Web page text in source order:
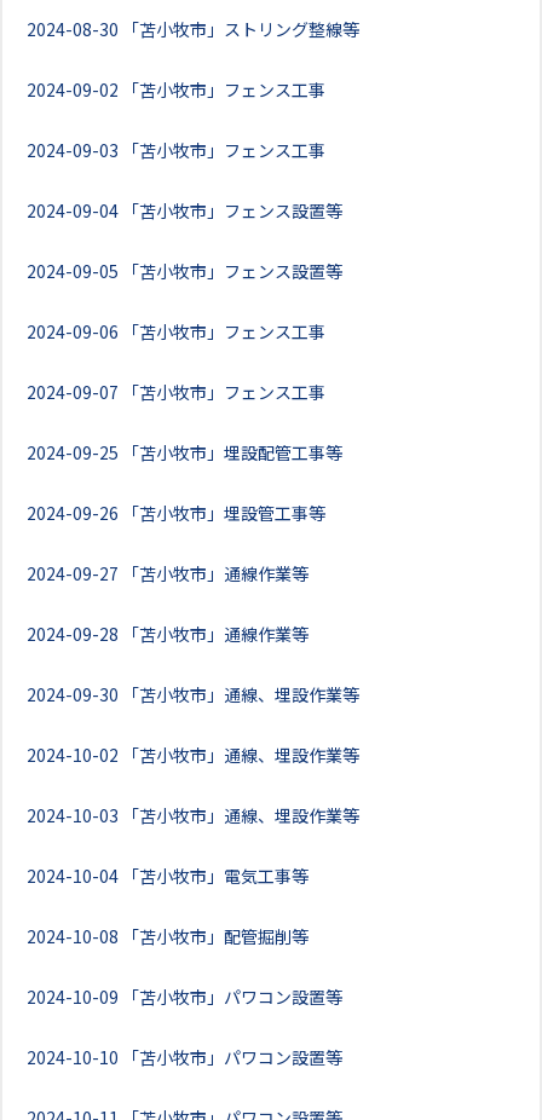
2024-08-30 「苫小牧市」ストリング整線等
2024-09-02 「苫小牧市」フェンス工事
2024-09-03 「苫小牧市」フェンス工事
2024-09-04 「苫小牧市」フェンス設置等
2024-09-05 「苫小牧市」フェンス設置等
2024-09-06 「苫小牧市」フェンス工事
2024-09-07 「苫小牧市」フェンス工事
2024-09-25 「苫小牧市」埋設配管工事等
2024-09-26 「苫小牧市」埋設管工事等
2024-09-27 「苫小牧市」通線作業等
2024-09-28 「苫小牧市」通線作業等
2024-09-30 「苫小牧市」通線、埋設作業等
2024-10-02 「苫小牧市」通線、埋設作業等
2024-10-03 「苫小牧市」通線、埋設作業等
2024-10-04 「苫小牧市」電気工事等
2024-10-08 「苫小牧市」配管掘削等
2024-10-09 「苫小牧市」パワコン設置等
2024-10-10 「苫小牧市」パワコン設置等